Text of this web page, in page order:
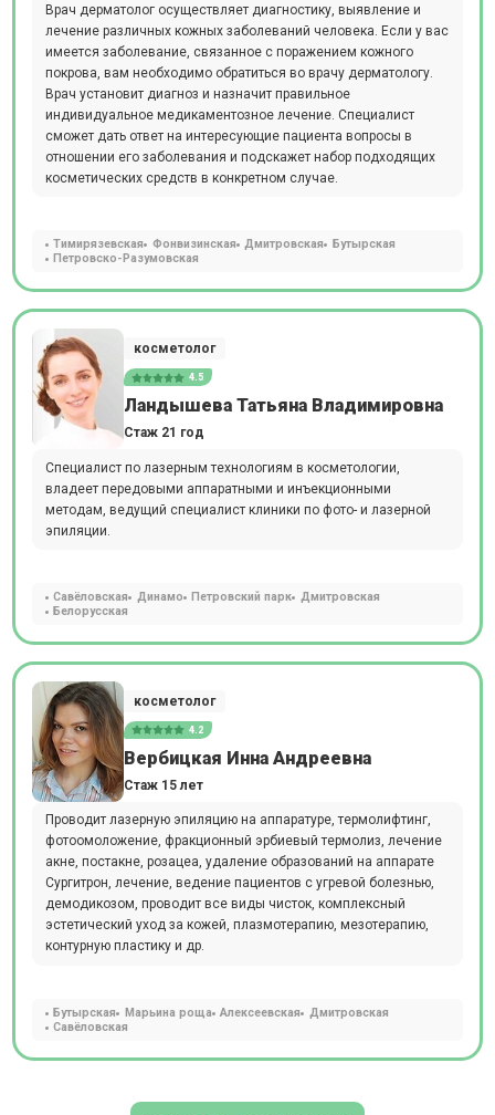
Врач дерматолог осуществляет диагностику, выявление и
лечение различных кожных заболеваний человека. Если у вас
имеется заболевание, связанное с поражением кожного
покрова, вам необходимо обратиться во врачу дерматологу.
Врач установит диагноз и назначит правильное
индивидуальное медикаментозное лечение. Специалист
сможет дать ответ на интересующие пациента вопросы в
отношении его заболевания и подскажет набор подходящих
косметических средств в конкретном случае.
Тимирязевская Фонвизинская Дмитровская
Бутырская
Петровско-Разумовская
косметолог
4.5
Ландышева Татьяна Владимировна
Стаж 21 год
Специалист по лазерным технологиям в косметологии,
владеет передовыми аппаратными и инъекционными
методам, ведущий специалист клиники по фото- и лазерной
эпиляции.
Савёловская Динамо Петровский парк
Дмитровская
Белорусская
косметолог
4.2
Вербицкая Инна Андреевна
Стаж 15 лет
Проводит лазерную эпиляцию на аппаратуре, термолифтинг,
фотоомоложение, фракционный эрбиевый термолиз, лечение
акне, постакне, розацеа, удаление образований на аппарате
Сургитрон, лечение, ведение пациентов с угревой болезнью,
демодикозом, проводит все виды чисток, комплексный
эстетический уход за кожей, плазмотерапию, мезотерапию,
контурную пластику и др.
Бутырская Марьина роща Алексеевская
Дмитровская
Савёловская